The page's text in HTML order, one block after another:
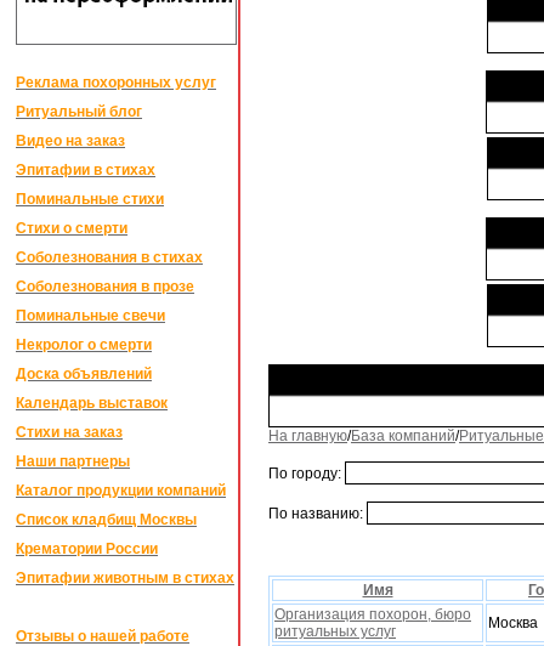
Реклама похоронных услуг
Ритуальный блог
Видео на заказ
Эпитафии в стихах
Поминальные стихи
Стихи о смерти
Соболезнования в стихах
Соболезнования в прозе
Поминальные свечи
Некролог о смерти
Доска объявлений
Календарь выставок
Стихи на заказ
Наши партнеры
Каталог продукции компаний
Список кладбищ Москвы
Крематории России
Эпитафии животным в стихах
Отзывы о нашей работе
На главную/База компаний/
По городу:
По названию:
Имя
Организация похорон, бюро
ритуальных услуг
Москва